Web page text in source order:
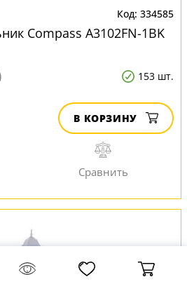
334585
Compass A3102FN-1BK
153 шт.
В КОРЗИНУ